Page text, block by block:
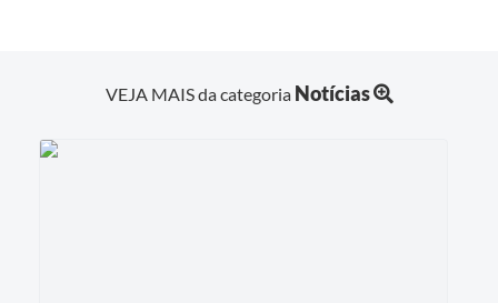
VEJA MAIS da categoria Notícias